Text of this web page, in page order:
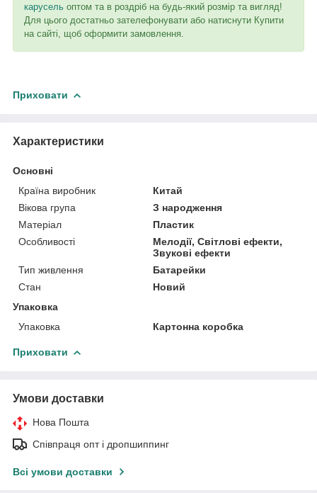
карусель оптом та в роздріб на будь-який розмір та вигляд!
Для цього достатньо зателефонувати або натиснути Купити
на сайті, щоб оформити замовлення.
Приховати
Характеристики
Основні
Країна виробник
Китай
Вікова група
З народження
Матеріал
Пластик
Особливості
Мелодії, Світлові ефекти,
Звукові ефекти
Тип живлення
Батарейки
Стан
Новий
Упаковка
Упаковка
Картонна коробка
Приховати
Умови доставки
Нова Пошта
Співпраця опт і дропшиппинг
Всі умови доставки